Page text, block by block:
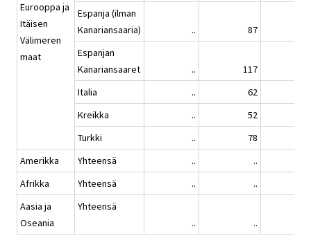
Eurooppa ja
Itäisen
Välimeren
maat
Espanja (ilman
Kanariansaaria)
.. 87
Espanjan
Kanariansaaret
.. 117
Italia
.. 62
Kreikka
.. 52
Turkki
.. 78
Amerikka
Yhteensä .. ..
Afrikka
Yhteensä .. ..
Aasia ja
Oseania
Yhteensä
..
..